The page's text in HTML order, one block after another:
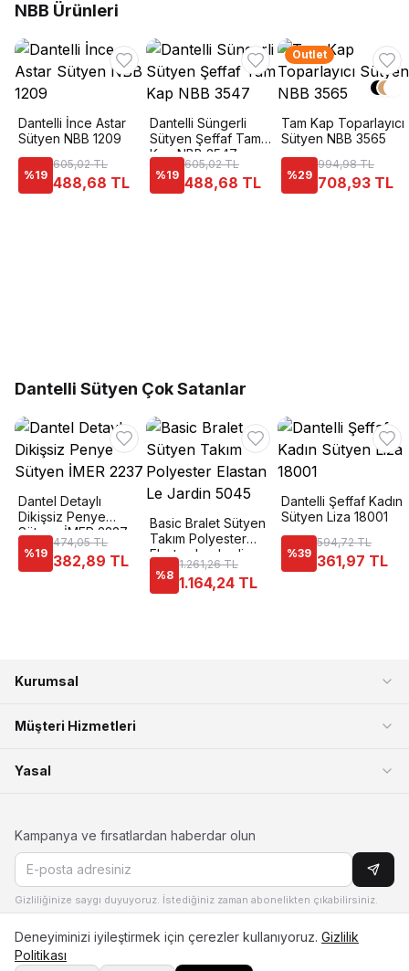
NBB Ürünleri
Dantelli İnce Astar
Sütyen NBB 1209
%19
605,02 TL
488,68 TL
Dantelli Süngerli
Sütyen Şeffaf Tam
Kap NBB 3547
%19
605,02 TL
488,68 TL
Outlet
Tam Kap Toparlayıcı
Sütyen NBB 3565
%29
994,98 TL
708,93 TL
Dantelli Sütyen Çok Satanlar
Dantel Detaylı
Dikişsiz Penye
Sütyen İMER 2237
%19
474,05 TL
382,89 TL
Basic Bralet Sütyen
Takım Polyester
Elastan Le Jardin
5045
%8
1.261,26 TL
1.164,24 TL
Dantelli Şeffaf Kadın
Sütyen Liza 18001
%39
594,72 TL
361,97 TL
Kurumsal
Müşteri Hizmetleri
Yasal
Kampanya ve fırsatlardan haberdar olun
Gizliliğinize saygı duyuyoruz. İstediğiniz zaman abonelikten çıkabilirsiniz.
Bizi Arayın
Deneyiminizi iyileştirmek için çerezler kullanıyoruz. Gizlilik
Politikası